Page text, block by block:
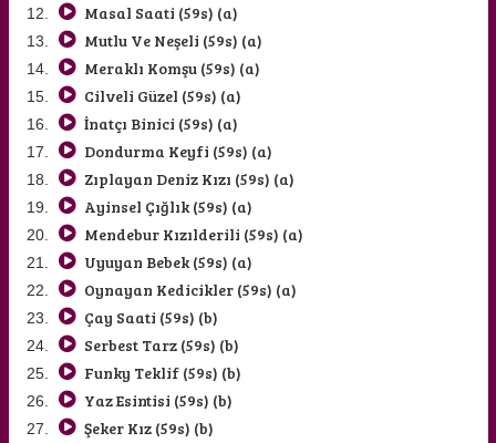
Masal Saati (59s) (a)
Mutlu Ve Neşeli (59s) (a)
Meraklı Komşu (59s) (a)
Cilveli Güzel (59s) (a)
İnatçı Binici (59s) (a)
Dondurma Keyfi (59s) (a)
Zıplayan Deniz Kızı (59s) (a)
Ayinsel Çığlık (59s) (a)
Mendebur Kızılderili (59s) (a)
Uyuyan Bebek (59s) (a)
Oynayan Kedicikler (59s) (a)
Çay Saati (59s) (b)
Serbest Tarz (59s) (b)
Funky Teklif (59s) (b)
Yaz Esintisi (59s) (b)
Şeker Kız (59s) (b)